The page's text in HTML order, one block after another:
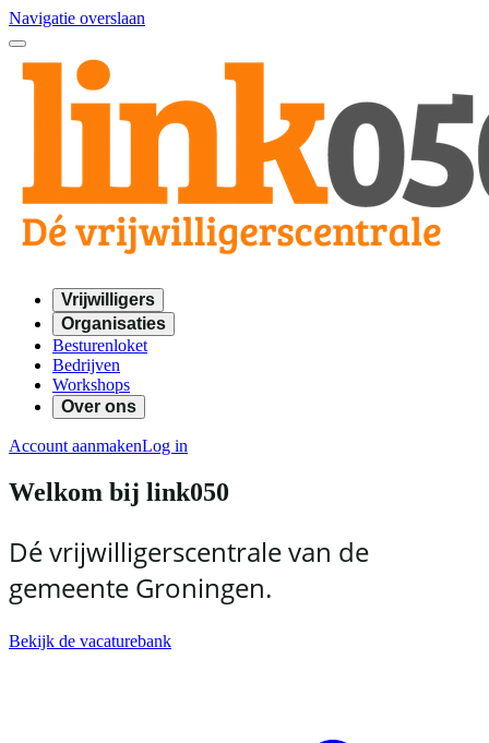
Navigatie overslaan
Vrijwilligers
Organisaties
Besturenloket
Bedrijven
Workshops
Over ons
Account aanmakenLog in
Welkom bij link050
Dé vrijwilligerscentrale van de
gemeente Groningen.
Bekijk de vacaturebank